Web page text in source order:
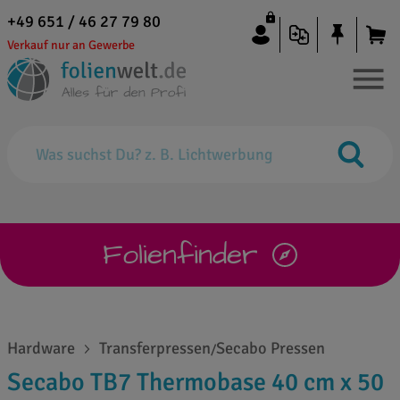
+49 651 / 46 27 79 80
Verkauf nur an Gewerbe
Folienfinder
Hardware Transferpressen/Secabo Pressen
Secabo TB7 Thermobase 40 cm x 50